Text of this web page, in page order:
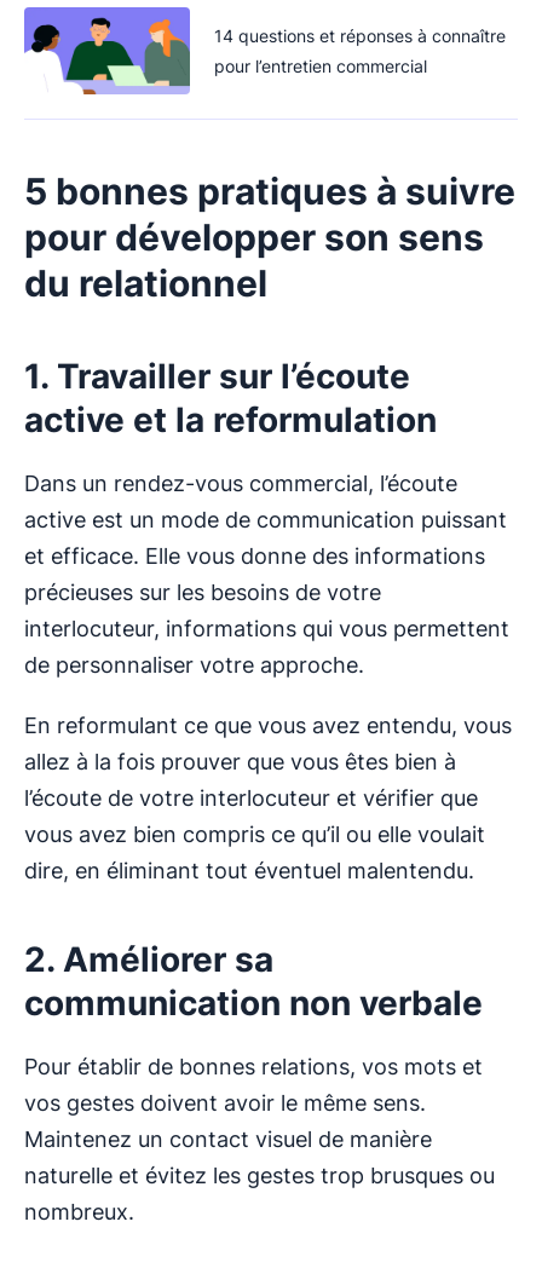
14 questions et réponses à connaître
pour l’entretien commercial
5 bonnes pratiques à suivre
pour développer son sens
du relationnel
1. Travailler sur l’écoute
active et la reformulation
Dans un rendez-vous commercial, l’écoute
active est un mode de communication puissant
et efficace. Elle vous donne des informations
précieuses sur les besoins de votre
interlocuteur, informations qui vous permettent
de personnaliser votre approche.
En reformulant ce que vous avez entendu, vous
allez à la fois prouver que vous êtes bien à
l’écoute de votre interlocuteur et vérifier que
vous avez bien compris ce qu’il ou elle voulait
dire, en éliminant tout éventuel malentendu.
2. Améliorer sa
communication non verbale
Pour établir de bonnes relations, vos mots et
vos gestes doivent avoir le même sens.
Maintenez un contact visuel de manière
naturelle et évitez les gestes trop brusques ou
nombreux.